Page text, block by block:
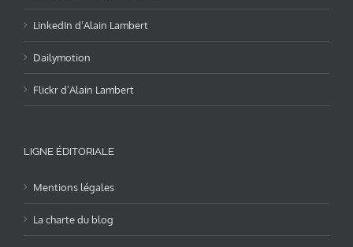
LinkedIn d’Alain Lambert
Dailymotion
Flickr d’Alain Lambert
LIGNE ÉDITORIALE
Mentions légales
La charte du blog